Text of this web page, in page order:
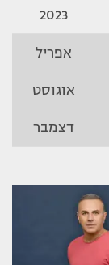
2023
אפריל
אוגוסט
דצמבר